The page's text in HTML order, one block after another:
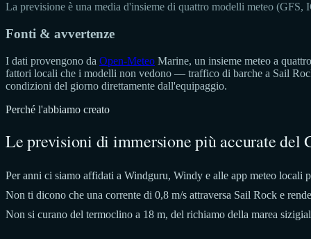
La previsione è una media d'insieme di quattro modelli meteo
Fonti & avvertenze
I dati provengono da Open-Meteo Marine, un insieme meteo a
fattori locali che i modelli non vedono — traffico di barche a Sail
condizioni del giorno direttamente dall'equipaggio.
Perché l'abbiamo creato
Le previsioni di immersione più accurate
Per anni ci siamo affidati a Windguru, Windy e alle app meteo locali
Non ti dicono che una corrente di 0,8 m/s attraversa Sail Rock e
Non si curano del termoclino a 18 m, del richiamo della marea